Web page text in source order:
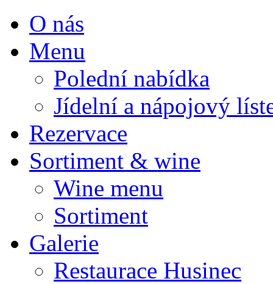
O nás
Menu
Polední nabídka
Jídelní a nápojový
Rezervace
Sortiment & wine
Wine menu
Sortiment
Galerie
Restaurace Husinec